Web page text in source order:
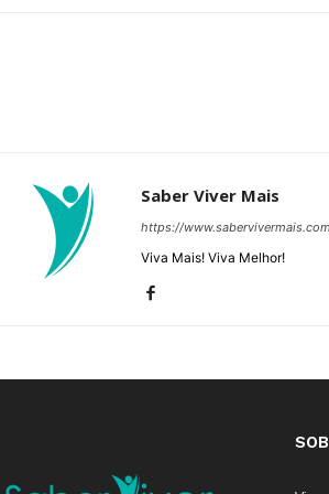
Saber Viver Mais
https://www.sabervivermais.com
Viva Mais! Viva Melhor!